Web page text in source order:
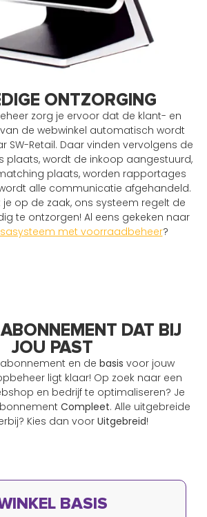
ONTZORGING
zorg je ervoor dat de klant- en
de webwinkel automatisch wordt
SW-Retail. Daar vinden vervolgens de
plaats, wordt de inkoop aangestuurd,
plaats, worden rapportages
alle communicatie afgehandeld.
je op de zaak, ons systeem regelt de
te ontzorgen! Al eens gekeken naar
met voorraadbeheer?
DAT BIJ
JOU PAST
abonnement en de basis voor jouw
ligt klaar! Op zoek naar een
en bedrijf te optimaliseren? Je
Compleet. Alle uitgebreide
Kies dan voor Uitgebreid!
BASIS